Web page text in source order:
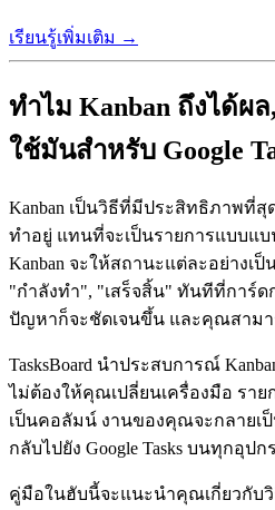
เรียนรู้เพิ่มเติม →
ทำไม Kanban ถึงได้ผ
ใช้มันสำหรับ Google
Kanban เป็นวิธีที่มีประสิทธิภาพที่
ทำอยู่ แทนที่จะเป็นรายการแบบ
Kanban จะให้สถานะแต่ละอย่างเ
"กำลังทำ", "เสร็จสิ้น" ทันทีที่การ์
ปัญหาก็จะชัดเจนขึ้น และคุณสามา
TasksBoard นำประสบการณ์
ไม่ต้องให้คุณเปลี่ยนเครื่องมือ รา
เป็นคอลัมน์ งานของคุณจะกลายเ
กลับไปยัง Google Tasks บนทุกอุป
คู่มือในฮับนี้จะแนะนำคุณเกี่ยวกับวิ